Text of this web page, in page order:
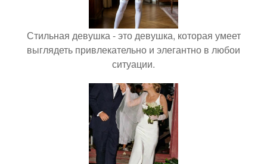
Стильная девушка - это девушка, которая умеет
выглядеть привлекательно и элегантно в любои
ситуации.